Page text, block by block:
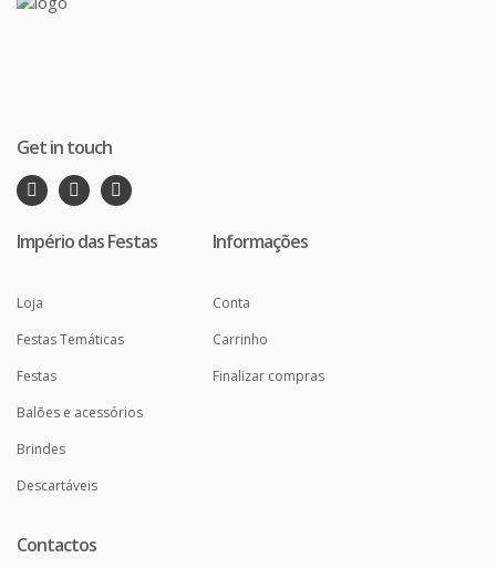
Get in touch
Império das Festas
Loja
Festas Temáticas
Festas
Balões e acessórios
Brindes
Descartáveis
Informações
Conta
Carrinho
Finalizar compras
Contactos